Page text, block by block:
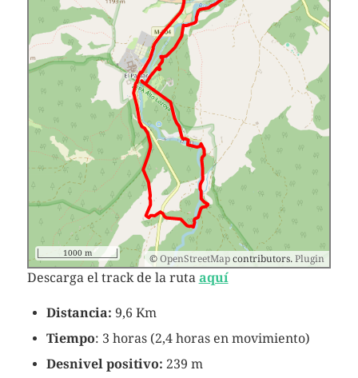
©OpenStreetMap contributors. Plugin
1000 m
Descarga el track de la ruta aquí
Distancia: 9,6 Km
Tiempo: 3 horas (2,4 horas en movimiento)
Desnivel positivo: 239 m